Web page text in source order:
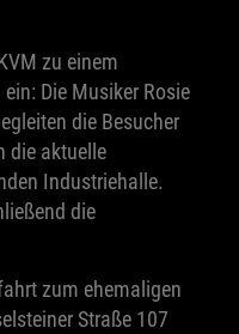
zu einem
Die Musiker Rosie
die Besucher
die aktuelle
Industriehalle.
die
zum ehemaligen
Straße 107